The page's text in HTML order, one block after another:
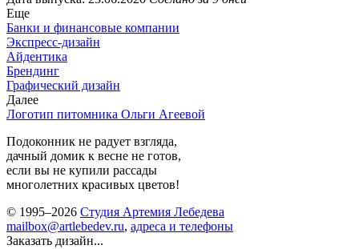
Еще
Банки и финансовые компании
Экспресс-дизайн
Айдентика
Брендинг
Графический дизайн
Далее
Логотип питомника Ольги Агеевой
Подоконник не радует взгляда,
дачный домик к весне не готов,
если вы не купили рассады
многолетних красивых цветов!
© 1995–2026 Студия Артемия Лебедева
mailbox@artlebedev.ru, адреса и телефоны
Заказать дизайн...